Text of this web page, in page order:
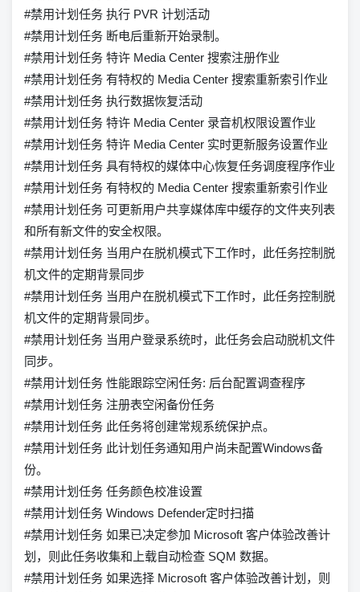
#禁用计划任务 执行 PVR 计划活动
#禁用计划任务 断电后重新开始录制。
#禁用计划任务 特许 Media Center 搜索注册作业
#禁用计划任务 有特权的 Media Center 搜索重新索引作业
#禁用计划任务 执行数据恢复活动
#禁用计划任务 特许 Media Center 录音机权限设置作业
#禁用计划任务 特许 Media Center 实时更新服务设置作业
#禁用计划任务 具有特权的媒体中心恢复任务调度程序作业
#禁用计划任务 有特权的 Media Center 搜索重新索引作业
#禁用计划任务 可更新用户共享媒体库中缓存的文件夹列表
和所有新文件的安全权限。
#禁用计划任务 当用户在脱机模式下工作时，此任务控制脱
机文件的定期背景同步
#禁用计划任务 当用户在脱机模式下工作时，此任务控制脱
机文件的定期背景同步。
#禁用计划任务 当用户登录系统时，此任务会启动脱机文件
同步。
#禁用计划任务 性能跟踪空闲任务: 后台配置调查程序
#禁用计划任务 注册表空闲备份任务
#禁用计划任务 此任务将创建常规系统保护点。
#禁用计划任务 此计划任务通知用户尚未配置Windows备
份。
#禁用计划任务 任务颜色校准设置
#禁用计划任务 Windows Defender定时扫描
#禁用计划任务 如果已决定参加 Microsoft 客户体验改善计
划，则此任务收集和上载自动检查 SQM 数据。
#禁用计划任务 如果选择 Microsoft 客户体验改善计划，则